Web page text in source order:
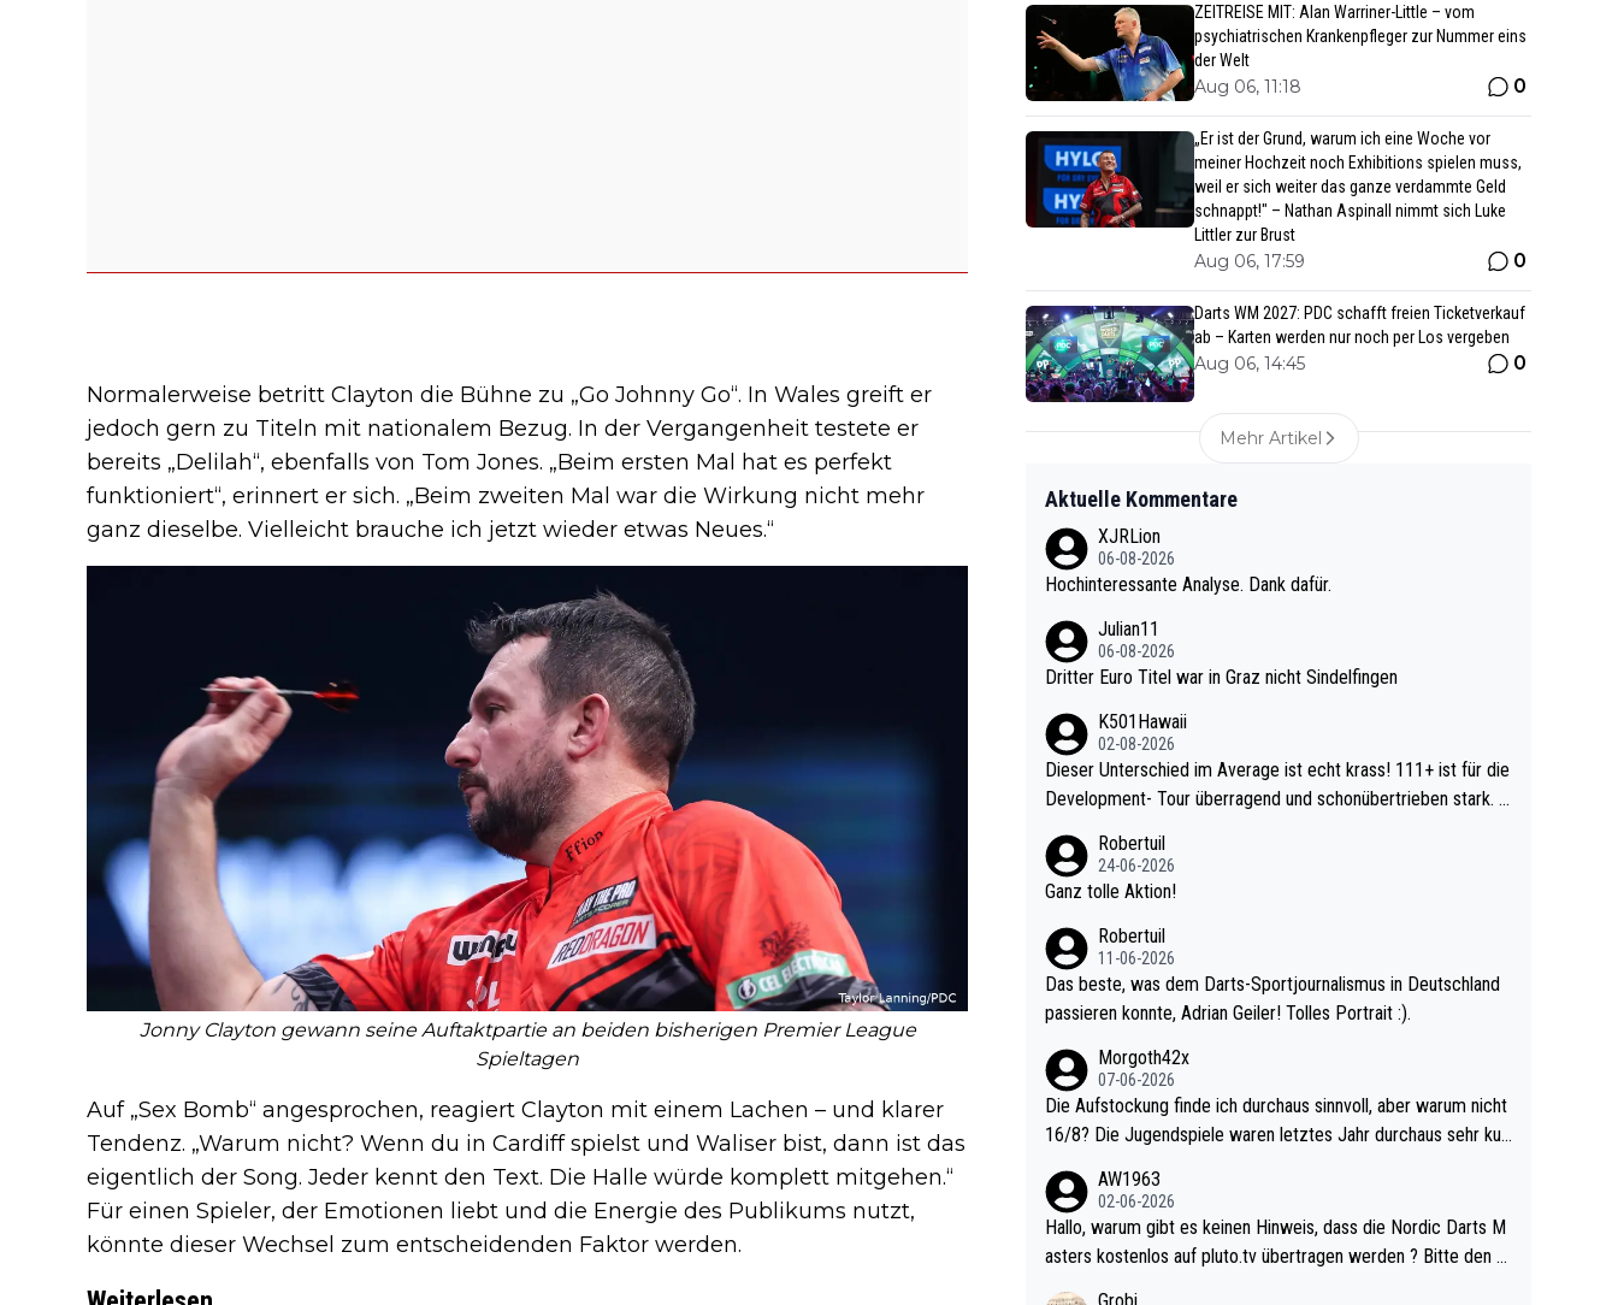
Normalerweise betritt Clayton die Bühne zu „Go Johnny Go“. In Wales greift er
jedoch gern zu Titeln mit nationalem Bezug. In der Vergangenheit testete er
bereits „Delilah“, ebenfalls von Tom Jones. „Beim ersten Mal hat es perfekt
funktioniert“, erinnert er sich. „Beim zweiten Mal war die Wirkung nicht mehr
ganz dieselbe. Vielleicht brauche ich jetzt wieder etwas Neues.“
Jonny Clayton gewann seine Auftaktpartie an beiden bisherigen Premier League
Spieltagen
Auf „Sex Bomb“ angesprochen, reagiert Clayton mit einem Lachen – und klarer
Tendenz. „Warum nicht? Wenn du in Cardiff spielst und Waliser bist, dann ist das
eigentlich der Song. Jeder kennt den Text. Die Halle würde komplett mitgehen.“
Für einen Spieler, der Emotionen liebt und die Energie des Publikums nutzt,
könnte dieser Wechsel zum entscheidenden Faktor werden.
ZEITREISE MIT: Alan Warriner-Little – vom
psychiatrischen Krankenpfleger zur Nummer eins
der Welt
Aug 06, 11:18 0
„Er ist der Grund, warum ich eine Woche vor
meiner Hochzeit noch Exhibitions spielen muss,
weil er sich weiter das ganze verdammte Geld
schnappt!" – Nathan Aspinall nimmt sich Luke
Littler zur Brust
Aug 06, 17:59 0
Darts WM 2027: PDC schafft freien Ticketverkauf
ab – Karten werden nur noch per Los vergeben
Aug 06, 14:45 0
Mehr Artikel
Aktuelle Kommentare
XJRLion
06-08-2026
Hochinteressante Analyse. Dank dafür.
Julian11
06-08-2026
Dritter Euro Titel war in Graz nicht Sindelfingen
K501Hawaii
02-08-2026
Dieser Unterschied im Average ist echt krass! 111+ ist für die
Development- Tour überragend und schonübertrieben stark. U
e mal 40+ erst recht. Da gewinnst keinen Blumentopf - ist ja n
och krasser wie ein Pokalspiel eines Kreisligisten vs einem Bu
Robertuil
24-06-2026
Ganz tolle Aktion!
Robertuil
11-06-2026
Das beste, was dem Darts-Sportjournalismus in Deutschland
passieren konnte, Adrian Geiler! Tolles Portrait :).
Morgoth42x
07-06-2026
Die Aufstockung finde ich durchaus sinnvoll, aber warum nicht
16/8? Die Jugendspiele waren letztes Jahr durchaus sehr kur
l. Allerdings ist Mitchell Lawrie als Nummer 1 der Welt eh quali
fiziert. Somit ändert die automatische Qualifikation des Weltm
eisters erstmal nichts. Ich denke sie wollen damit für nächste
AW1963
02-06-2026
Hallo, warum gibt es keinen Hinweis, dass die Nordic Darts M
asters kostenlos auf pluto.tv übertragen werden ? Bitte den A